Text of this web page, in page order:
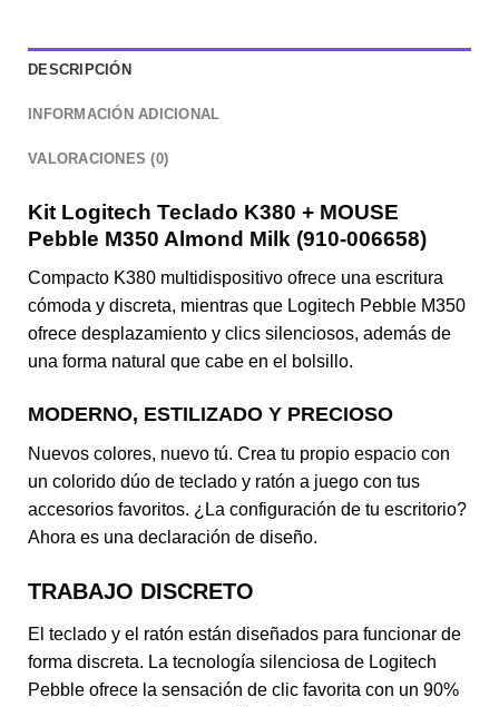
DESCRIPCIÓN
INFORMACIÓN ADICIONAL
VALORACIONES (0)
Kit Logitech Teclado K380 + MOUSE
Pebble M350 Almond Milk (910-006658)
Compacto K380 multidispositivo ofrece una escritura
cómoda y discreta, mientras que Logitech Pebble M350
ofrece desplazamiento y clics silenciosos, además de
una forma natural que cabe en el bolsillo.
MODERNO, ESTILIZADO Y PRECIOSO
Nuevos colores, nuevo tú. Crea tu propio espacio con
un colorido dúo de teclado y ratón a juego con tus
accesorios favoritos. ¿La configuración de tu escritorio?
Ahora es una declaración de diseño.
TRABAJO DISCRETO
El teclado y el ratón están diseñados para funcionar de
forma discreta. La tecnología silenciosa de Logitech
Pebble ofrece la sensación de clic favorita con un 90%